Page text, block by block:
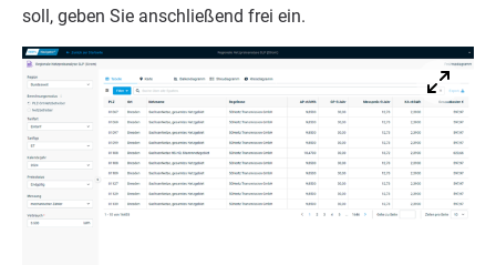
soll, geben Sie anschlie­ßend frei ein.